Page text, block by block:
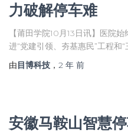
力破解停车难
【莆田学院10月13日讯】医院
进“党建引领、夯基惠民”工程和“
由目博科技 ， 2 年 前
安徽马鞍山智慧